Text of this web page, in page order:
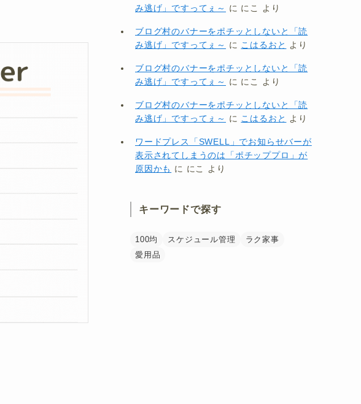
み逃げ」ですってぇ～
に にこ より
ブログ村のバナーをポチッとしないと「読
み逃げ」ですってぇ～
に こはるおと より
ブログ村のバナーをポチッとしないと「読
み逃げ」ですってぇ～
に にこ より
ブログ村のバナーをポチッとしないと「読
み逃げ」ですってぇ～
に こはるおと より
ワードプレス「SWELL」でお知らせバーが
表示されてしまうのは「ポチッププロ」が
原因かも に にこ より
キーワードで探す
100均 スケジュール管理
ラク家事
愛用品